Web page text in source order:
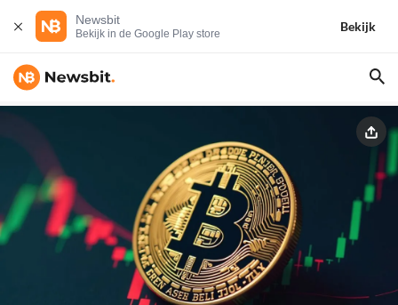
Newsbit
Bekijk in de Google Play store
Bekijk